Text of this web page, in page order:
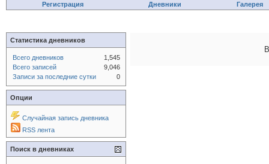
Регистрация Дневники Галерея
Статистика дневников
Всего дневников
1,545
Всего записей
9,046
Записи за последние сутки
0
Опции
Случайная запись дневника
RSS лента
Поиск в дневниках